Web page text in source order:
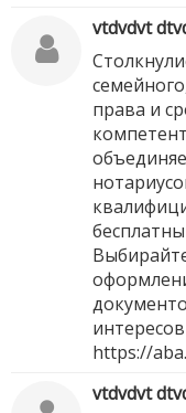
vtdvdvt
права и
https://
vtdvdvt